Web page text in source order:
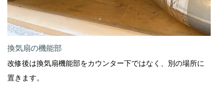
換気扇の機能部
改修後は換気扇機能部をカウンター下ではなく、別の場所に
置きます。